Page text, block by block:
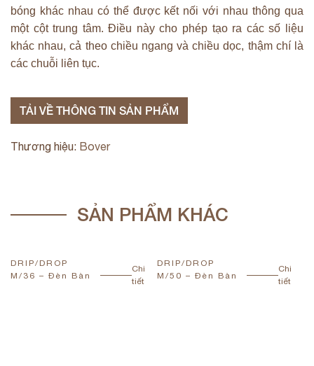
bóng khác nhau có thể được kết nối với nhau thông qua
một cột trung tâm. Điều này cho phép tạo ra các số liệu
khác nhau, cả theo chiều ngang và chiều dọc, thậm chí là
các chuỗi liên tục.
TẢI VỀ THÔNG TIN SẢN PHẨM
Thương hiệu: Bover
SẢN PHẨM KHÁC
DRIP/DROP
M/36 – Đèn Bàn
Chi
tiết
DRIP/DROP
M/50 – Đèn Bàn
Chi
tiết